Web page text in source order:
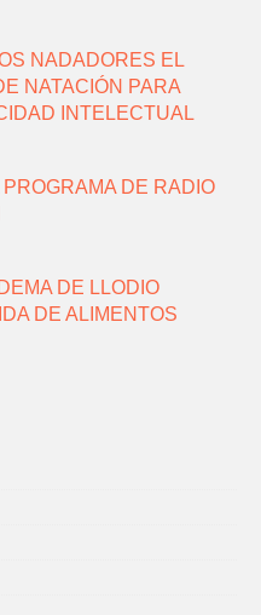
NADADORES EL
NATACIÓN PARA
INTELECTUAL
DE RADIO
DE LLODIO
DE ALIMENTOS